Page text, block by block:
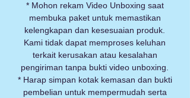
* Mohon rekam Video Unboxing saat
membuka paket untuk memastikan
kelengkapan dan kesesuaian produk.
Kami tidak dapat memproses keluhan
terkait kerusakan atau kesalahan
pengiriman tanpa bukti video unboxing.
* Harap simpan kotak kemasan dan bukti
pembelian untuk mempermudah serta